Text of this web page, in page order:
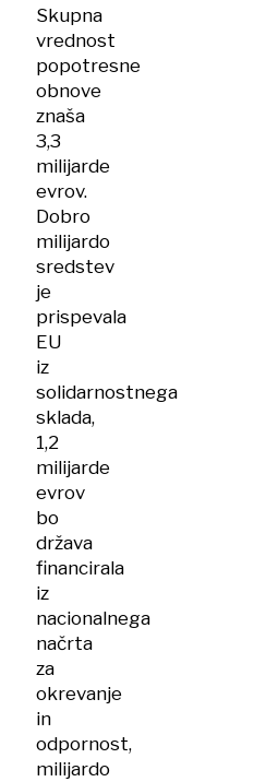
Skupna
vrednost
popotresne
obnove
znaša
3,3
milijarde
evrov.
Dobro
milijardo
sredstev
je
prispevala
EU
iz
solidarnostnega
sklada,
1,2
milijarde
evrov
bo
država
financirala
iz
nacionalnega
načrta
za
okrevanje
in
odpornost,
milijardo